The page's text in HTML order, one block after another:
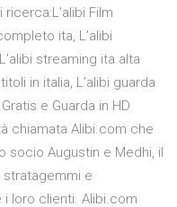
Film
ita, L’alibi
streaming ita alta
in italia, L’alibi guarda
e Guarda in HD
chiamata Alibi.com che
socio Augustin e Medhi, il
e
loro clienti. Alibi.com